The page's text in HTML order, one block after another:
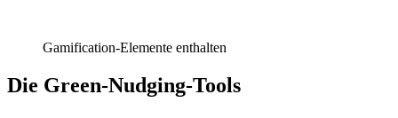
Gamification-Elemente enthalten
Die Green-Nudging-Tools